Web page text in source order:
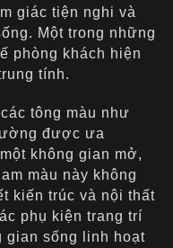
giác tiện nghi và
Một trong những
phòng khách hiện
tính.
tông màu như
được ưa
không gian mở,
màu này không
kiến trúc và nội thất
phụ kiện trang trí
gian sống linh hoạt